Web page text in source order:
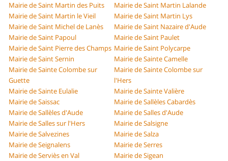
Mairie de Saint Martin des Puits
Mairie de Saint Martin Lalande
Mairie de Saint Martin le Vieil
Mairie de Saint Martin Lys
Mairie de Saint Michel de Lanès
Mairie de Saint Nazaire d'Aude
Mairie de Saint Papoul
Mairie de Saint Paulet
Mairie de Saint Pierre des Champs Mairie de Saint Polycarpe
Mairie de Saint Sernin
Mairie de Sainte Camelle
Mairie de Sainte Colombe sur
Guette
Mairie de Sainte Colombe sur
l'Hers
Mairie de Sainte Eulalie
Mairie de Sainte Valière
Mairie de Saissac
Mairie de Sallèles Cabardès
Mairie de Sallèles d'Aude
Mairie de Salles d'Aude
Mairie de Salles sur l'Hers
Mairie de Salsigne
Mairie de Salvezines
Mairie de Salza
Mairie de Seignalens
Mairie de Serres
Mairie de Serviès en Val
Mairie de Sigean